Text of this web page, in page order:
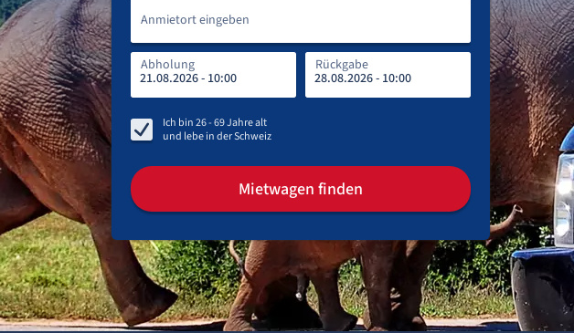
Anmietort eingeben
Abholung Rückgabe
Anmietort eingeben
Rückgabeort
Abholung
Ich bin26 - 69Jahre alt
und lebe inder Schweiz
Mietwagen finden